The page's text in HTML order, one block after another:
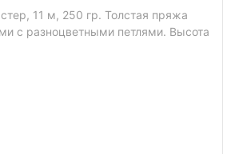
11 м, 250 гр. Толстая пряжа
с разноцветными петлями. Высота